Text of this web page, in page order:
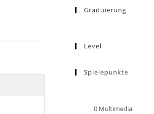
Graduierung
Level
Spielepunkte
0 Multimedia